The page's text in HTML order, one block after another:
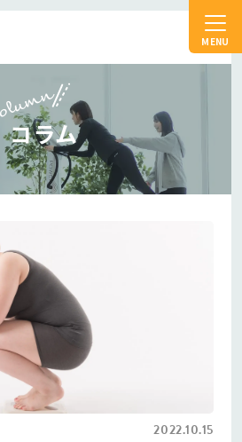
コラム
2022.10.15